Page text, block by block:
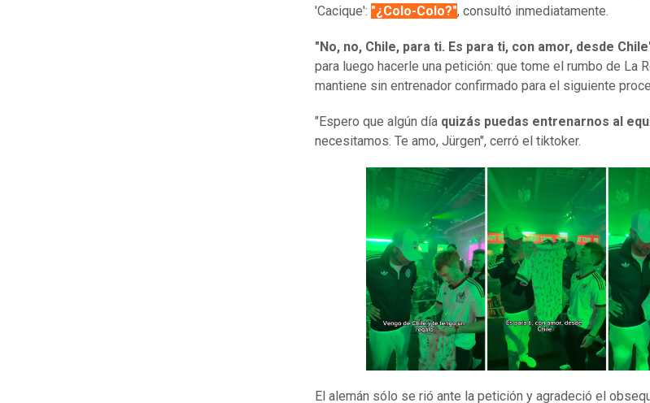
'Cacique': "¿Colo-Colo?", consultó inmediatamente.
"No, no, Chile, para ti. Es para ti, con amor, desde
para luego hacerle una petición: que tome el rumbo de La
mantiene sin entrenador confirmado para el siguiente
"Espero que algún día quizás puedas entrenarnos al
necesitamos. Te amo, Jürgen", cerró el tiktoker.
El alemán sólo se rió ante la petición y agradeció el